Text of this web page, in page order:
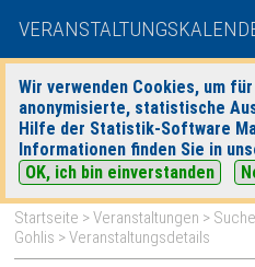
Wir verwenden Cookies, um
anonymisierte, statistische
Hilfe der Statistik-Software
Informationen finden Sie in
OK, ich bin einverstanden
Startseite >Veranstaltungen > Suche
Gohlis > Veranstaltungsdetails